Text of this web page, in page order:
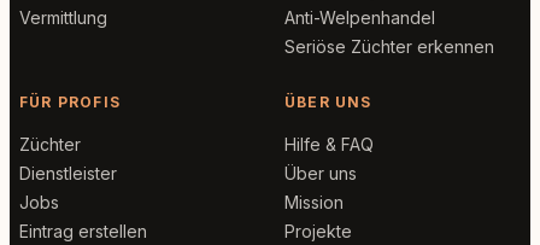
Vermittlung
Anti-Welpenhandel
Seriöse Züchter erkennen
FÜR PROFIS
Züchter
Dienstleister
Jobs
Eintrag erstellen
ÜBER UNS
Hilfe & FAQ
Über uns
Mission
Projekte